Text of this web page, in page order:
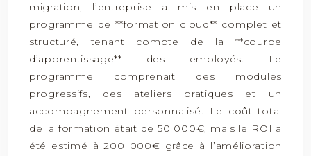
migration, l’entreprise a mis en place un
programme de **formation cloud** complet et
structuré, tenant compte de la **courbe
d’apprentissage** des employés. Le
programme comprenait des modules
progressifs, des ateliers pratiques et un
accompagnement personnalisé. Le coût total
de la formation était de 50 000€, mais le ROI a
été estimé à 200 000€ grâce à l’amélioration